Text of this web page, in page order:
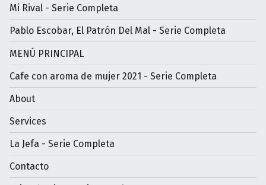
Mi Rival - Serie Completa
Pablo Escobar, El Patrón Del Mal - Serie Completa
MENÚ PRINCIPAL
Cafe con aroma de mujer 2021 - Serie Completa
About
Services
La Jefa - Serie Completa
Contacto